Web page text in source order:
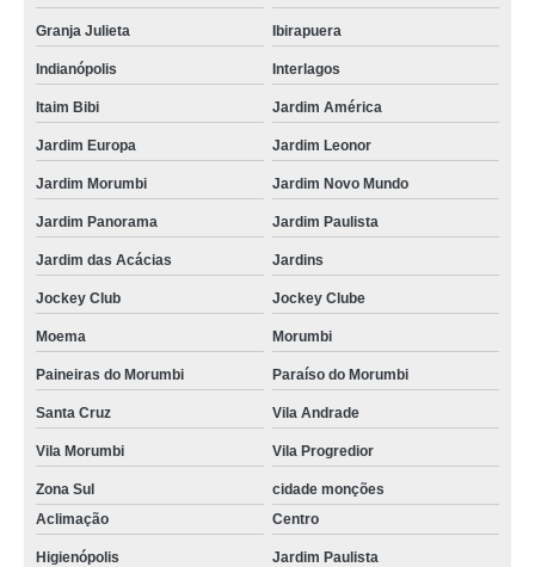
Granja Julieta Ibirapuera
Indianópolis Interlagos
Itaim Bibi Jardim América
Jardim Europa Jardim Leonor
Jardim Morumbi Jardim Novo Mundo
Jardim Panorama Jardim Paulista
Jardim das Acácias Jardins
Jockey Club Jockey Clube
Moema Morumbi
Paineiras do Morumbi Paraíso do Morumbi
Santa Cruz Vila Andrade
Vila Morumbi Vila Progredior
Zona Sul
cidade monções
Aclimação
Centro
Higienópolis Jardim Paulista